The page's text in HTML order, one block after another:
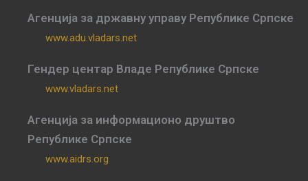
Агенција за државну управу Републике Српске
www.adu.vladars.net
Гендер центар Владе Републике Српске
www.vladars.net
Агенција за информационо друштво
Републике Српске
www.aidrs.org